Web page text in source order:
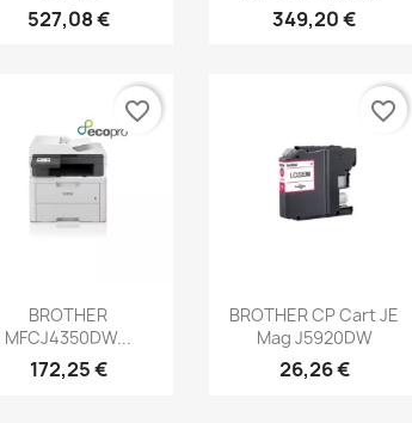
527,08 € 349,20 €
Aperçu rapide
BROTHER
MFCJ4350DW...
172,25 €
favorite_border
Aperçu rapide
BROTHER CP Cart JE
Mag J5920DW
26,26 €
favorite_border